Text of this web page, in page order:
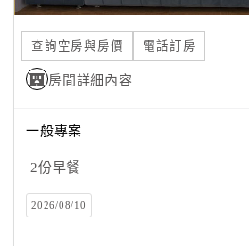
單
管
理
員
查詢空房與房價 電話訂房
房間詳細內容
一般專案
2份早餐
2026/08/10